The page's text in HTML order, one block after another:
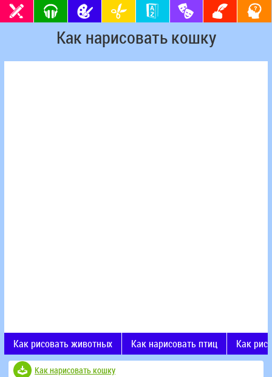
Как нарисовать кошку
Как рисовать животных Как нарисовать птиц Как
Как нарисовать кошку